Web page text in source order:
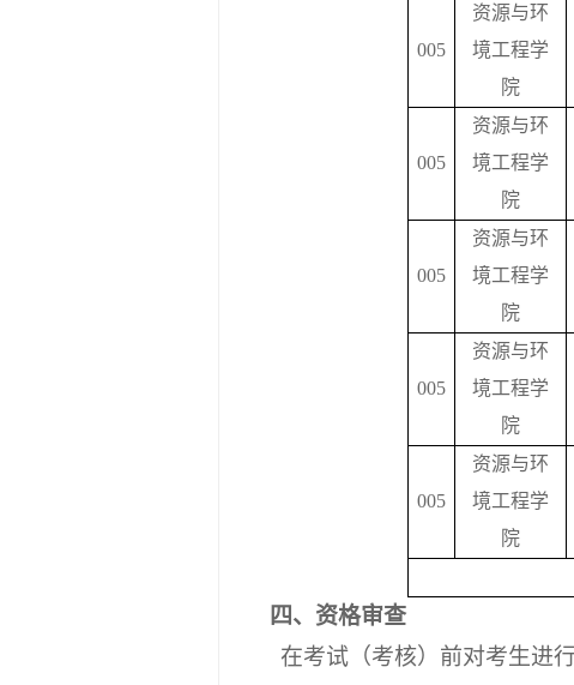
005
资源与环
境工程学
院
005
资源与环
境工程学
院
005
资源与环
境工程学
院
005
资源与环
境工程学
院
005
资源与环
境工程学
院
四、资格审查
在考试（考核）前对考生进